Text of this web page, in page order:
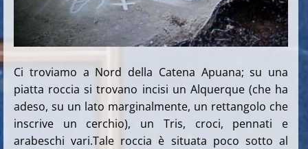
Ci troviamo a Nord della Catena Apuana; su una
piatta roccia si trovano incisi un Alquerque (che ha
adeso, su un lato marginalmente, un rettangolo che
inscrive un cerchio), un Tris, croci, pennati e
arabeschi vari.Tale roccia è situata poco sotto al